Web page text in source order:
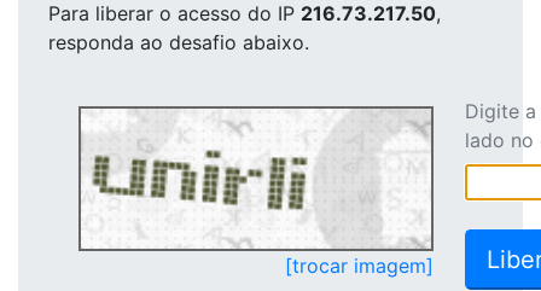
Para liberar o acesso do IP 216.73.217.50,
responda ao desafio abaixo.
[trocar imagem]
Digite
lado no